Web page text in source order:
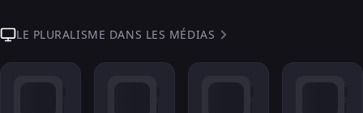
LE PLURALISME DANS LES MÉDIAS